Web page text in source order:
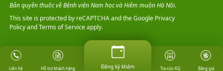
This site is protected by reCAPTCHA and the GooglePrivacy
PolicyandTerms of Serviceapply.
Bản quyền thuộc về Bệnh viện Nam học và Hiếm muộn Hà Nội.
Liên hệ Hỗ trợ khách hàng Đăng ký khám Tra cứu KQ Bảng giá